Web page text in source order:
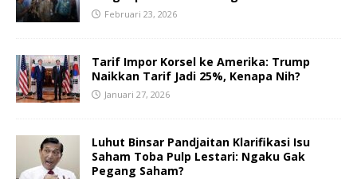
Februari 23, 2026
Tarif Impor Korsel ke Amerika: Trump
Naikkan Tarif Jadi 25%, Kenapa Nih?
Januari 27, 2026
Luhut Binsar Pandjaitan Klarifikasi Isu
Saham Toba Pulp Lestari: Ngaku Gak
Pegang Saham?